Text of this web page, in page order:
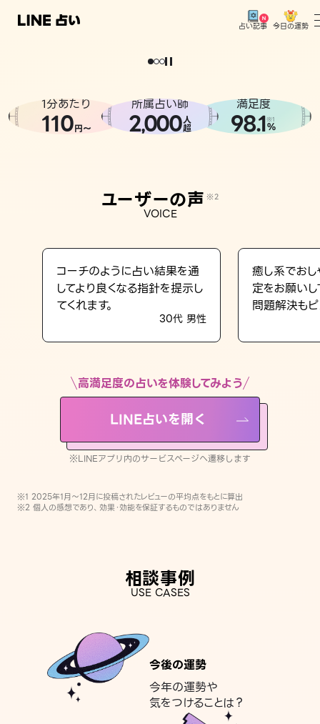
占い記事 今日の運勢
相談事例
LINE占いを開く
※LINEアプリ内のサービスページへ遷移します
どうせなら
。
1分あたり
110円〜
所属占い師
2,000人
超
満足度
98.1※1
%
ユーザーの声 ※2
VOICE
コーチのように占い結果を通
してより良くなる指針を提示し
てくれます。
30代 男性
癒し系でおし
定をお願い
問題解決もピ
高満足度の占いを体験してみよう
LINE占いを開く
※LINEアプリ内のサービスページへ遷移します
※1 2025年1月〜12月に投稿されたレビューの平均点をもとに算出
※2 個人の感想であり、効果・効能を保証するものではありません
相談事例
USE CASES
今後の運勢
今年の運勢や
気をつけることは？